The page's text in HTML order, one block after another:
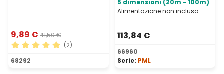
9,89 € 41,50 €
Valutazione media di 5 su 5 stelle
(2)
68292
5 dimensioni (20m - 100m)
Alimentazione non inclusa
113,84 €
66960
Serie: PML